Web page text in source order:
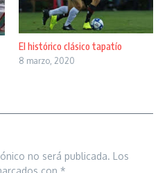
El histórico clásico tapatío
8 marzo, 2020
no será publicada. Los
con *